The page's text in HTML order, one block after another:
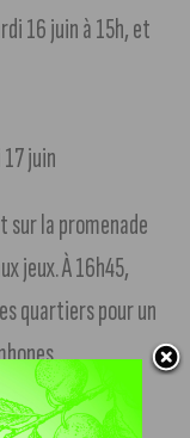
16 juin à 15h, et
juin
sur la promenade
jeux. À 16h45,
quartiers pour un
: vendredi 19 juin